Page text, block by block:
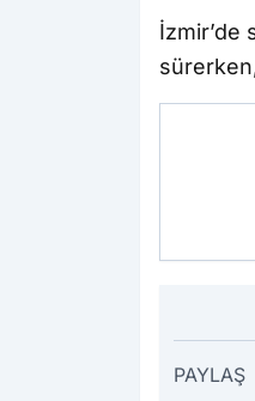
İzmir’de
PAYLAŞ